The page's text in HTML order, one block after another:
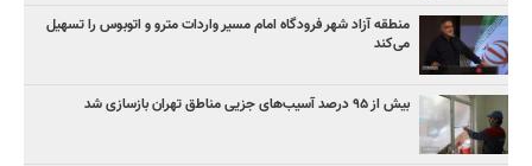
منطقه آزاد شهر فرودگاه امام مسیر واردات مترو و اتوبوس را تسهیل
می‌کند
بیش از ۹۵ درصد آسیب‌های جزیی مناطق تهران بازسازی شد